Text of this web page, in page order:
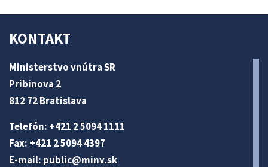
KONTAKT
Ministerstvo vnútra SR
Pribinova 2
812 72 Bratislava
Telefón: +421 2 5094 1111
Fax: +421 2 5094 4397
E-mail: public@minv.sk